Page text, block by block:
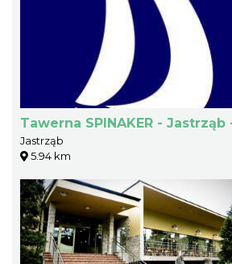
Tawerna SPINAKER - Jastrząb
Jastrząb
5.94 km